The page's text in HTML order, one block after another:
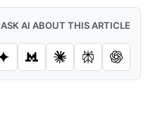
ASK AI ABOUT THIS ARTICLE